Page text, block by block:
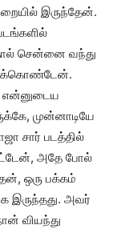
இருந்தேன்.
சென்னை வந்து
என்னுடைய
முன்னாடியே
சார் படத்தில்
அதே போல்
ஒரு பக்கம்
இருந்தது. அவர்
வியந்து